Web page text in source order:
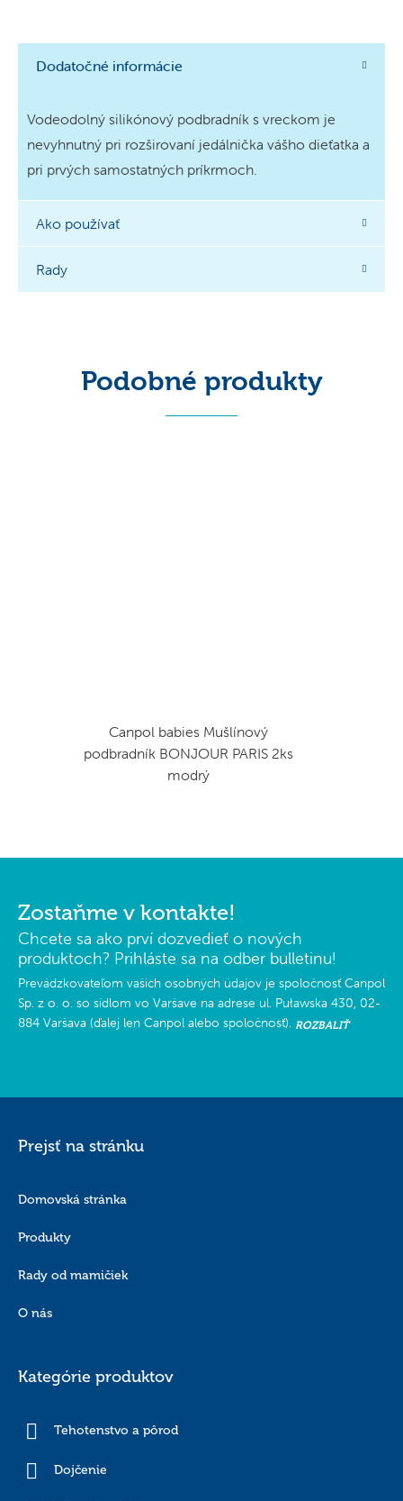
Dodatočné informácie
Vodeodolný silikónový podbradník s vreckom je
nevyhnutný pri rozširovaní jedálnička vášho dieťatka a
pri prvých samostatných príkrmoch.
Ako používať
Rady
Podobné produkty
Canpol babies Mušlínový
podbradník BONJOUR PARIS 2ks
modrý
Zostaňme v kontakte!
Chcete sa ako prví dozvedieť o nových
produktoch? Prihláste sa na odber bulletinu!
Prevádzkovateľom vašich osobných údajov je spoločnosť Canpol
Sp. z o. o. so sídlom vo Varšave na adrese ul. Puławska 430, 02-
884 Varšava (ďalej len Canpol alebo spoločnosť). ROZBALIŤ
Prejsť na stránku
Domovská stránka
Produkty
Rady od mamičiek
O nás
Kategórie produktov
Tehotenstvo a pôrod
Dojčenie